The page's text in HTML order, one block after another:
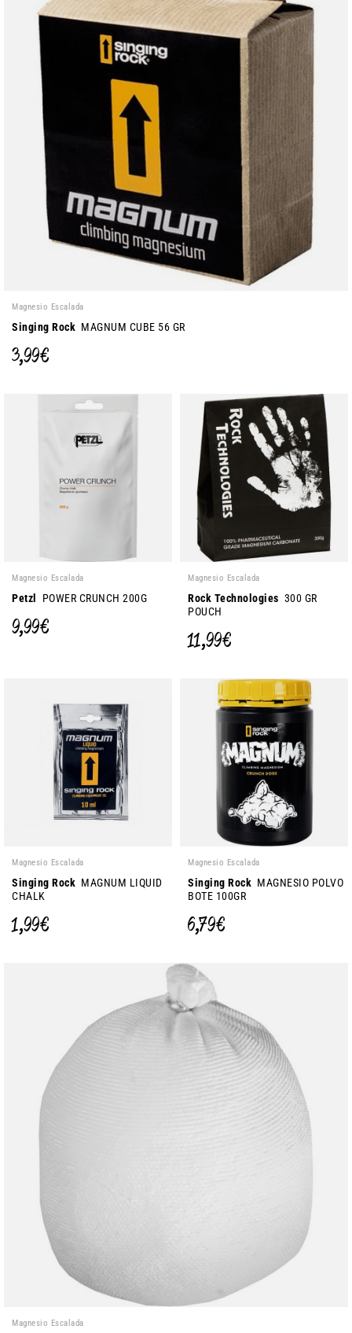
Magnesio Escalada
Singing Rock MAGNUM CUBE 56 GR
3,99 €
Magnesio Escalada
Petzl POWER CRUNCH 200G
9,99 €
Magnesio Escalada
Rock Technologies 300 GR
POUCH
11,99 €
Magnesio Escalada
Singing Rock MAGNUM LIQUID
CHALK
1,99 €
Magnesio Escalada
Singing Rock MAGNESIO POLVO
BOTE 100GR
6,79 €
Magnesio Escalada